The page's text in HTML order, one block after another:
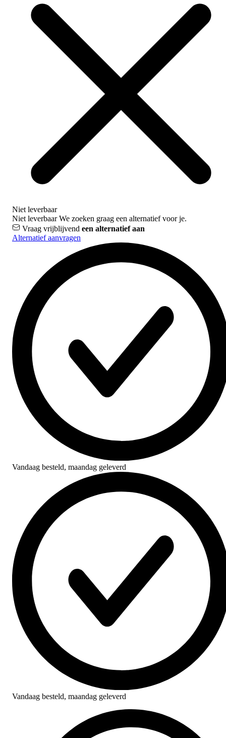
Niet leverbaar
Niet leverbaarWe zoeken graag een alternatief voor je.
Vraag vrijblijvend een alternatief aan
Alternatief aanvragen
Vandaag besteld, maandag geleverd
Vandaag besteld, maandag geleverd